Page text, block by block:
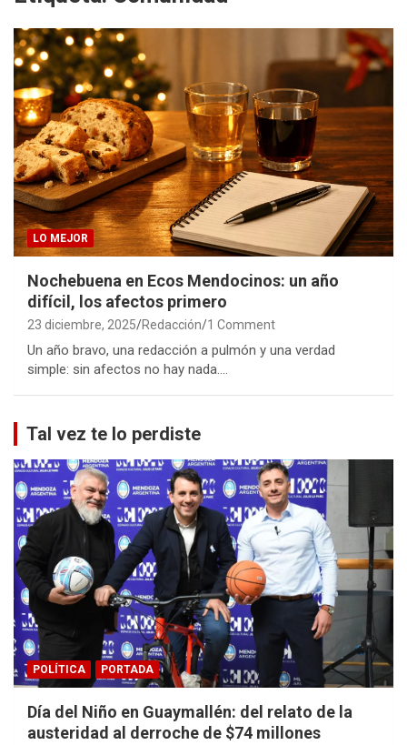
LO MEJOR
Nochebuena en Ecos Mendocinos: un año
difícil, los afectos primero
23 diciembre, 2025 Redacción 1 Comment
Un año bravo, una redacción a pulmón y una verdad
simple: sin afectos no hay nada.…
Tal vez te lo perdiste
POLÍTICA PORTADA
Día del Niño en Guaymallén: del relato de la
austeridad al derroche de $74 millones